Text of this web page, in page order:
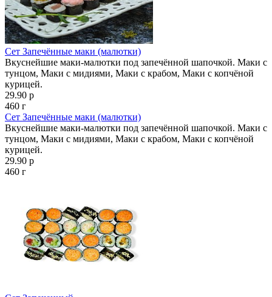
Сет Запечённые маки (малютки)
Вкуснейшие маки-малютки под запечённой шапочкой. Маки с
тунцом, Маки с мидиями, Маки с крабом, Маки с копчёной
курицей.
29.90 р
460 г
Сет Запечённые маки (малютки)
Вкуснейшие маки-малютки под запечённой шапочкой. Маки с
тунцом, Маки с мидиями, Маки с крабом, Маки с копчёной
курицей.
29.90 р
460 г